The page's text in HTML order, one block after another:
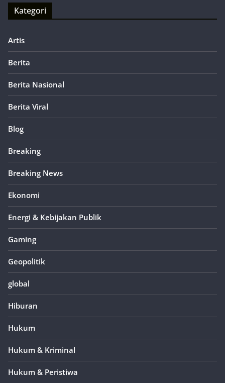
Kategori
Artis
Berita
Berita Nasional
Berita Viral
Blog
Breaking
Breaking News
Ekonomi
Energi & Kebijakan Publik
Gaming
Geopolitik
global
Hiburan
Hukum
Hukum & Kriminal
Hukum & Peristiwa